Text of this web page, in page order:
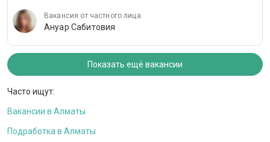
Вакансия от частного лица
Ануар Сабитовия
Показать ещё вакансии
Часто ищут:
Вакансии в Алматы
Подработка в Алматы